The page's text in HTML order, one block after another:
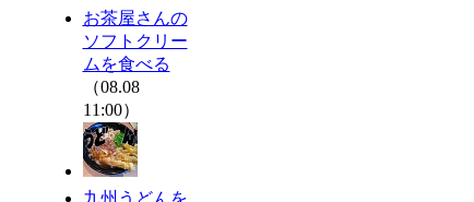
お茶屋さんの
ソフトクリー
ムを食べる
（08.08
11:00）
九州うどんを